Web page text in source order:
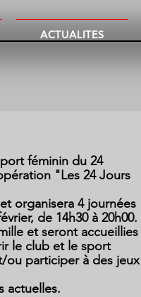
ACTUALITES
féminin du 24
"Les 24 Jours
organisera 4 journées
de 14h30 à 20h00.
et seront accueillies
le club et le sport
ou participer à des jeux
actuelles.